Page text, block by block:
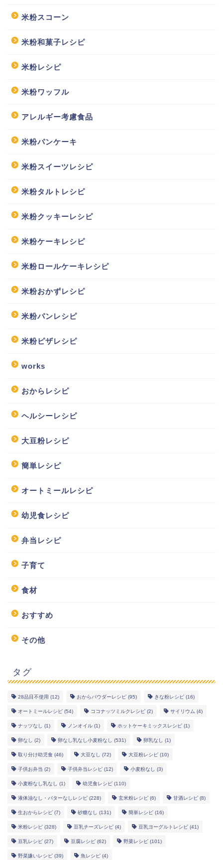
米粉スコーン
米粉和菓子レシピ
米粉レシピ
米粉ワッフル
アレルギー考慮食品
米粉パンケーキ
米粉スイーツレシピ
米粉タルトレシピ
米粉クッキーレシピ
米粉ケーキレシピ
米粉ロールケーキレシピ
米粉おかずレシピ
米粉パンレシピ
米粉ピザレシピ
works
おからレシピ
ヘルシーレシピ
大豆粉レシピ
簡単レシピ
オートミールレシピ
幼児食レシピ
弁当レシピ
子育て
食材
おすすめ
その他
タグ
28品目不使用 (12) おからパウダーレシピ (95) きな粉レシピ (16)
オートミールレシピ (54) ココナッツミルクレシピ (2) サイリウム (4)
ナッツなし (1) ノンオイル (1) ホットケーキミックスレシピ (1)
卵なし (2) 卵なし乳なし小麦粉なし (531) 卵乳なし (1)
取り分け幼児食 (46) 大豆なし (72) 大豆粉レシピ (10)
子供お弁当 (2) 子供弁当レシピ (12) 小麦粉なし (3)
小麦粉なし乳なし (1) 幼児食レシピ (110)
液体油なし・バターなしレシピ (228) 玄米粉レシピ (6) 甘酒レシピ (8)
生おからレシピ (7) 砂糖なし (131) 簡単レシピ (16)
米粉レシピ (328) 豆乳チーズレシピ (4) 豆乳ヨーグルトレシピ (41)
豆乳レシピ (27) 豆腐レシピ (62) 野菜レシピ (101)
野菜嫌いレシピ (39) 魚レシピ (4)
幼児食レシピ